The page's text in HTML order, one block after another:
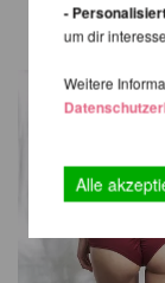
-
um dir
Weitere
Alle